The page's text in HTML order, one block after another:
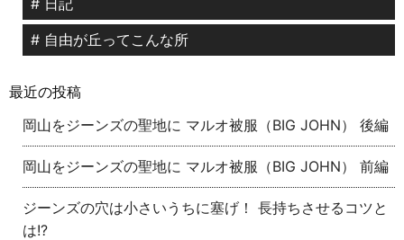
# 日記
# 自由が丘ってこんな所
最近の投稿
岡山をジーンズの聖地に マルオ被服（BIG JOHN） 後編
岡山をジーンズの聖地に マルオ被服（BIG JOHN） 前編
ジーンズの穴は小さいうちに塞げ！ 長持ちさせるコツと
は!?